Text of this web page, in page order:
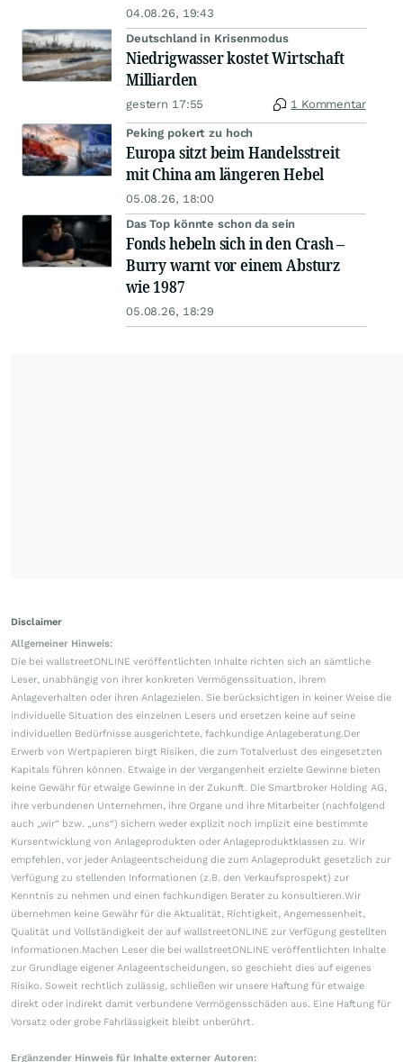
04.08.26, 19:43
Deutschland in Krisenmodus
Niedrigwasser kostet Wirtschaft
Milliarden
gestern 17:55 1 Kommentar
Peking pokert zu hoch
Europa sitzt beim Handelsstreit
mit China am längeren Hebel
05.08.26, 18:00
Das Top könnte schon da sein
Fonds hebeln sich in den Crash –
Burry warnt vor einem Absturz
wie 1987
05.08.26, 18:29
Disclaimer
Allgemeiner Hinweis:
Die bei wallstreetONLINE veröffentlichten Inhalte richten sich an sämtliche
Leser, unabhängig von ihrer konkreten Vermögenssituation, ihrem
Anlageverhalten oder ihren Anlagezielen. Sie berücksichtigen in keiner Weise die
individuelle Situation des einzelnen Lesers und ersetzen keine auf seine
individuellen Bedürfnisse ausgerichtete, fachkundige Anlageberatung.Der
Erwerb von Wertpapieren birgt Risiken, die zum Totalverlust des eingesetzten
Kapitals führen können. Etwaige in der Vergangenheit erzielte Gewinne bieten
keine Gewähr für etwaige Gewinne in der Zukunft. Die Smartbroker Holding AG,
ihre verbundenen Unternehmen, ihre Organe und ihre Mitarbeiter (nachfolgend
auch „wir“ bzw. „uns“) sichern weder explizit noch implizit eine bestimmte
Kursentwicklung von Anlageprodukten oder Anlageproduktklassen zu. Wir
empfehlen, vor jeder Anlageentscheidung die zum Anlageprodukt gesetzlich zur
Verfügung zu stellenden Informationen (z.B. den Verkaufsprospekt) zur
Kenntnis zu nehmen und einen fachkundigen Berater zu konsultieren.Wir
übernehmen keine Gewähr für die Aktualität, Richtigkeit, Angemessenheit,
Qualität und Vollständigkeit der auf wallstreetONLINE zur Verfügung gestellten
Informationen.Machen Leser die bei wallstreetONLINE veröffentlichten Inhalte
zur Grundlage eigener Anlageentscheidungen, so geschieht dies auf eigenes
Risiko. Soweit rechtlich zulässig, schließen wir unsere Haftung für etwaige
direkt oder indirekt damit verbundene Vermögensschäden aus. Eine Haftung für
Vorsatz oder grobe Fahrlässigkeit bleibt unberührt.
Ergänzender Hinweis für Inhalte externer Autoren: